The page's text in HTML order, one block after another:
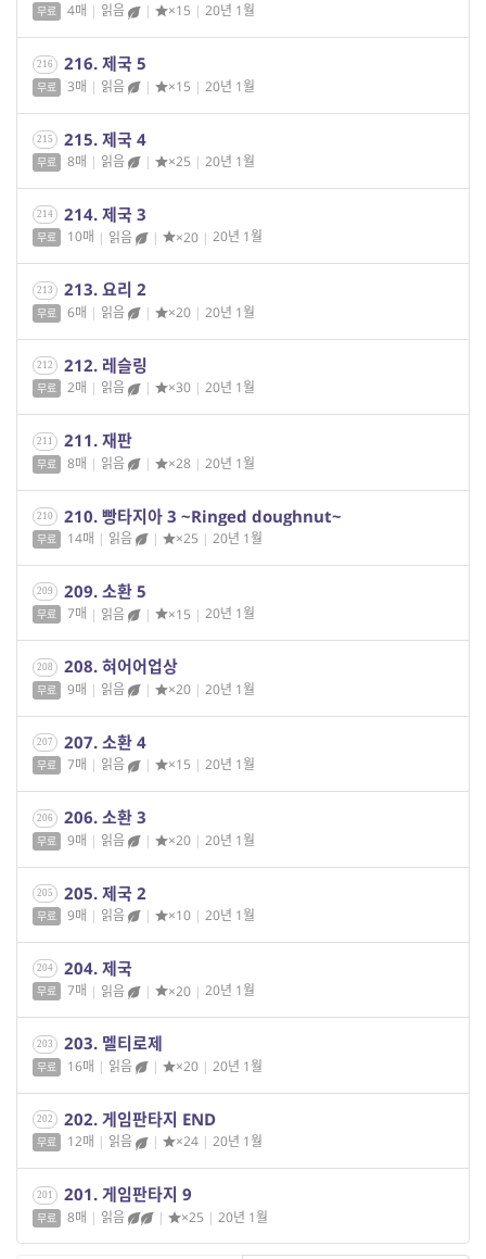
무료 4매 | 읽음 | ×15 | 20년 1월
216 216. 제국 5
무료 3매 | 읽음 | ×15 | 20년 1월
215 215. 제국 4
무료 8매 | 읽음 | ×25 | 20년 1월
214 214. 제국 3
무료 10매 | 읽음 | ×20 | 20년 1월
213 213. 요리 2
무료 6매 | 읽음 | ×20 | 20년 1월
212 212. 레슬링
무료 2매 | 읽음 | ×30 | 20년 1월
211 211. 재판
무료 8매 | 읽음 | ×28 | 20년 1월
210 210. 빵타지아 3 ~Ringed doughnut~
무료 14매 | 읽음 | ×25 | 20년 1월
209 209. 소환 5
무료 7매 | 읽음 | ×15 | 20년 1월
208 208. 혀어어업상
무료 9매 | 읽음 | ×20 | 20년 1월
207 207. 소환 4
무료 7매 | 읽음 | ×15 | 20년 1월
206 206. 소환 3
무료 9매 | 읽음 | ×20 | 20년 1월
205 205. 제국 2
무료 9매 | 읽음 | ×10 | 20년 1월
204 204. 제국
무료 7매 | 읽음 | ×20 | 20년 1월
203 203. 멜티로제
무료 16매 | 읽음 | ×20 | 20년 1월
202 202. 게임판타지 END
무료 12매 | 읽음 | ×24 | 20년 1월
201 201. 게임판타지 9
무료 8매 | 읽음 | ×25 | 20년 1월